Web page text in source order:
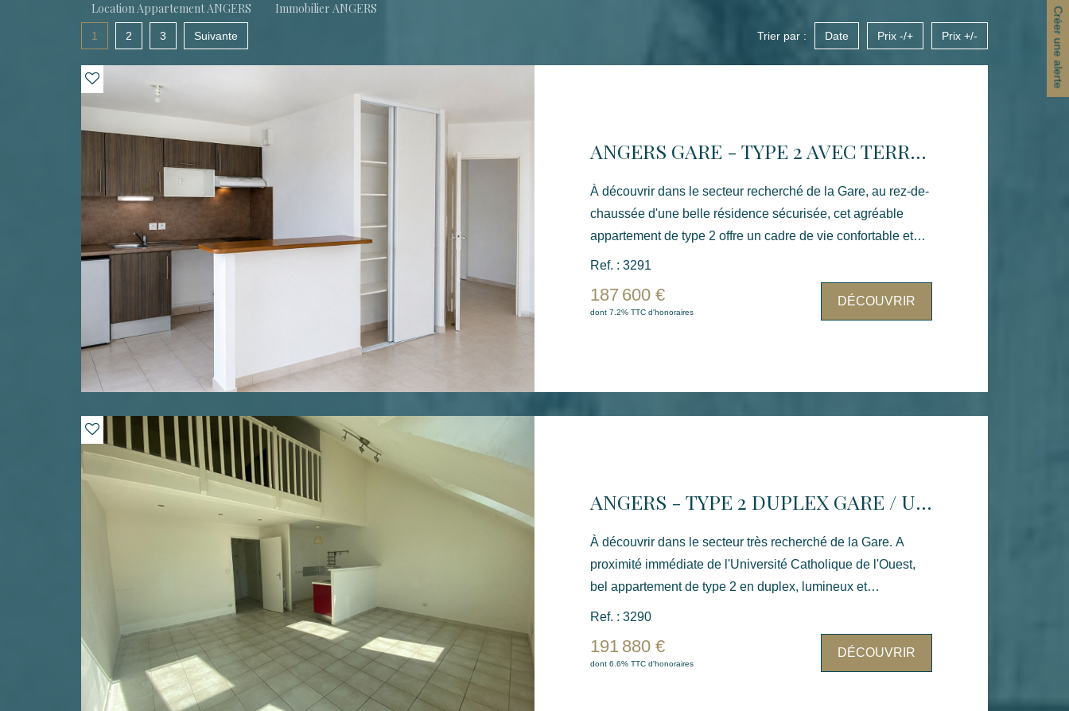
Location Appartement ANGERS Immobilier ANGERS Créer une alerte
1 2 3 Suivante Trier par : Date Prix -/+ Prix +/-
ANGERS GARE - TYPE 2 AVEC TERRASSE
À découvrir dans le secteur recherché de la Gare, au rez-de-
chaussée d'une belle résidence sécurisée, cet agréable
appartement de type 2 offre un cadre de vie confortable et
fonctionnel. Il se compose d'une entrée avec placard, d'un
séjour lumineux donnant accès à une terrasse, d'une cuisine
aménagée et équipée, d'une chambre avec salle d'eau
attenante ainsi que d'un WC indépendant. Une place de
terre ou un investissement locatif, à proximité des
commerces, des transports et de la gare.
Ref. : 3291
187 600 €
dont 7.2% TTC d'honoraires
DÉCOUVRIR
ANGERS - TYPE 2 DUPLEX GARE / UNIVERSITÉ CATHOLIQUE
À découvrir dans le secteur très recherché de la Gare. A
proximité immédiate de l'Université Catholique de l'Ouest,
bel appartement de type 2 en duplex, lumineux et
fonctionnel. Situé au troisième étage d'une résidence calme,
il bénéficie d'un emplacement privilégié, à quelques minutes
de l'hypercentre-ville, des commerces, des transports en
commun, de la gare d'Angers et de la Place Lafayette.
Ref. : 3290
191 880 €
dont 6.6% TTC d'honoraires
DÉCOUVRIR